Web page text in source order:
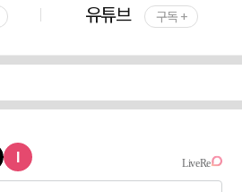
유튜브 구독 +